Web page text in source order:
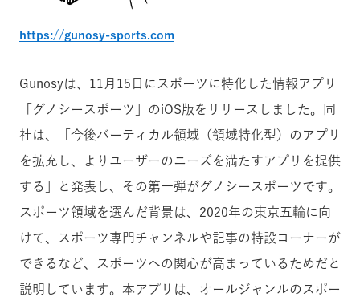
https://gunosy-sports.com
Gunosyは、11月15日にスポーツに特化した情報アプリ
「グノシースポーツ」のiOS版をリリースしました。同
社は、「今後バーティカル領域（領域特化型）のアプリ
を拡充し、よりユーザーのニーズを満たすアプリを提供
する」と発表し、その第一弾がグノシースポーツです。
スポーツ領域を選んだ背景は、2020年の東京五輪に向
けて、スポーツ専門チャンネルや記事の特設コーナーが
できるなど、スポーツへの関心が高まっているためだと
説明しています。本アプリは、オールジャンルのスポー